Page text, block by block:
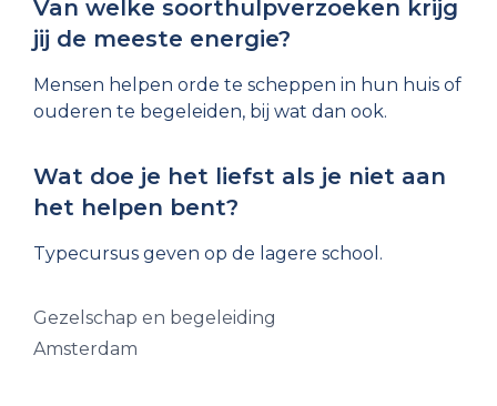
Van welke soorthulpverzoeken krijg
jij de meeste energie?
Mensen helpen orde te scheppen in hun huis of
ouderen te begeleiden, bij wat dan ook.
Wat doe je het liefst als je niet aan
het helpen bent?
Typecursus geven op de lagere school.
Gezelschap en begeleiding
Amsterdam